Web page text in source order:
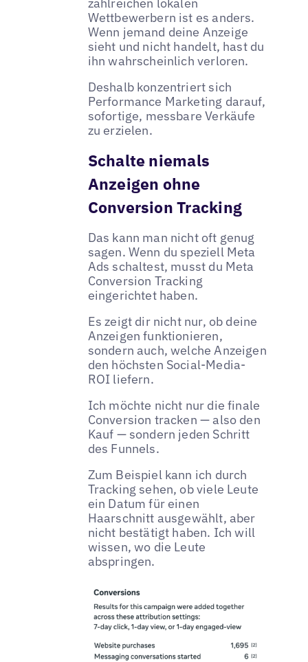
Wettbewerbern ist es anders.
Wenn jemand deine Anzeige
sieht und nicht handelt, hast du
ihn wahrscheinlich verloren.
Deshalb konzentriert sich
Performance Marketing darauf,
sofortige, messbare Verkäufe
zu erzielen.
Schalte niemals
Anzeigen ohne
Conversion Tracking
Das kann man nicht oft genug
sagen. Wenn du speziell Meta
Ads schaltest, musst du Meta
Conversion Tracking
eingerichtet haben.
Es zeigt dir nicht nur, ob deine
Anzeigen funktionieren,
sondern auch, welche Anzeigen
den höchsten Social-Media-
ROI liefern.
Ich möchte nicht nur die finale
Conversion tracken — also den
Kauf — sondern jeden Schritt
des Funnels.
Zum Beispiel kann ich durch
Tracking sehen, ob viele Leute
ein Datum für einen
Haarschnitt ausgewählt, aber
nicht bestätigt haben. Ich will
wissen, wo die Leute
abspringen.